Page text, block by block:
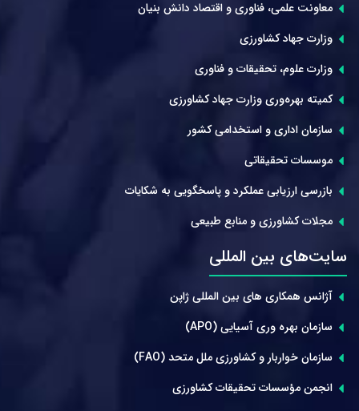
معاونت علمی، فناوری و اقتصاد دانش بنیان
وزارت جهاد کشاورزی
وزارت علوم، تحقیقات و فناوری
کمیته بهره‌وری وزارت جهاد کشاورزی
سازمان اداری و استخدامی کشور
موسسات تحقیقاتی
بازرسی ارزیابی عملکرد و پاسخگویی به شکایات
مجلات کشاورزی و منابع طبیعی
سایت‌های بین المللی
آژانس همکاری های بین المللی ژاپن
سازمان بهره وری آسیایی (APO)
سازمان خواربار و کشاورزی ملل متحد (FAO)
انجمن مؤسسات تحقیقات کشاورزی